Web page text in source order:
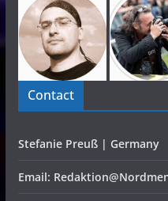
Contact
Stefanie Preuß | Germany
Email: